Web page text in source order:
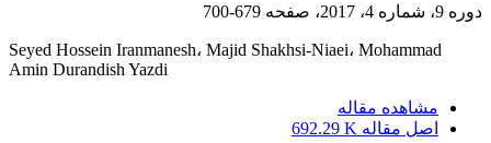
دوره 9، شماره 4، 2017، صفحه 679-700
Seyed Hossein Iranmanesh، Majid Shakhsi-Niaei، Mohammad
Amin Durandish Yazdi
مشاهده مقاله
اصل مقاله 692.29 K